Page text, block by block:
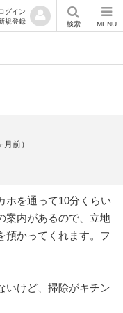
ログイン
規登録
検索 MENU
前）
ホを通って10分くらい
案内があるので、立地
預かってくれます。フ
いけど、掃除がキチン